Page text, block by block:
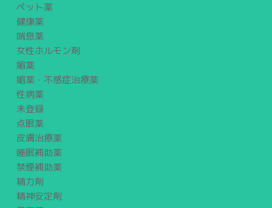
ペット薬
健康薬
喘息薬
女性ホルモン剤
媚薬
媚薬・不感症治療薬
性病薬
未登録
点眼薬
皮膚治療薬
睡眠補助薬
禁煙補助薬
精力剤
精神安定剤